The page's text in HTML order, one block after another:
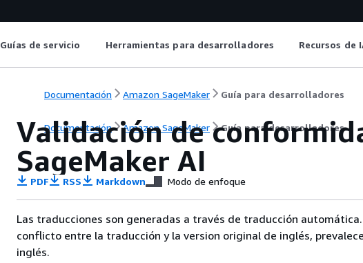
Guías de servicio Herramientas para desarrolladores Recursos de
Documentación Amazon SageMaker Guía para desarrolladores
Documentación Amazon SageMaker Guía para desarrolladores
Validación de
SageMaker AI
PDF RSS Markdown Modo de enfoque
Las traducciones son generadas a través de traducción automática.
conflicto entre la traducción y la version original de inglés,
inglés.